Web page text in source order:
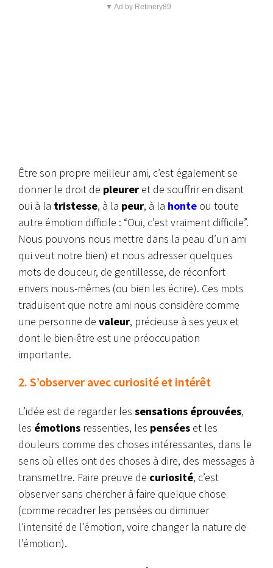
▼ Ad by Refinery89
Être son propre meilleur ami, c’est également se
donner le droit de pleurer et de souffrir en disant
oui à la tristesse, à la peur, à la honte ou toute
autre émotion difficile : “Oui, c’est vraiment difficile”.
Nous pouvons nous mettre dans la peau d’un ami
qui veut notre bien) et nous adresser quelques
mots de douceur, de gentillesse, de réconfort
envers nous-mêmes (ou bien les écrire). Ces mots
traduisent que notre ami nous considère comme
une personne de valeur, précieuse à ses yeux et
dont le bien-être est une préoccupation
importante.
2. S’observer avec curiosité et intérêt
L’idée est de regarder les sensations éprouvées,
les émotions ressenties, les pensées et les
douleurs comme des choses intéressantes, dans le
sens où elles ont des choses à dire, des messages à
transmettre. Faire preuve de curiosité, c’est
observer sans chercher à faire quelque chose
(comme recadrer les pensées ou diminuer
l’intensité de l’émotion, voire changer la nature de
l’émotion).